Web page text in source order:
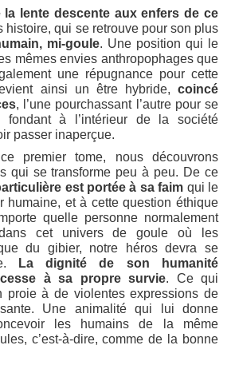
la lente descente aux enfers de ce
histoire, qui se retrouve pour son plus
mi-goule. Une position qui le
mêmes envies anthropophages que
une répugnance pour cette
ainsi un être hybride, coincé
,
’une pourchassant l’autre pour se
fondant à l’intérieur de la société
passer inaperçue.
premier tome, nous découvrons
qui se transforme peu à peu. De ce
est portée à sa faim qui le
humaine, et à cette question éthique
quelle personne normalement
cet univers de goule où les
du gibier, notre héros devra se
La dignité de son humanité
à sa propre survie. Ce qui
proie à de violentes expressions de
Une animalité qui lui donne
les humains de la même
c’est-à-dire, comme de la bonne